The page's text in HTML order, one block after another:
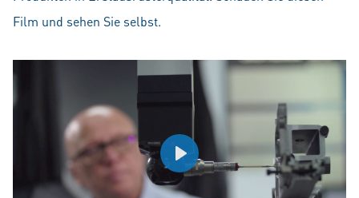
Film und sehen Sie selbst.
Play